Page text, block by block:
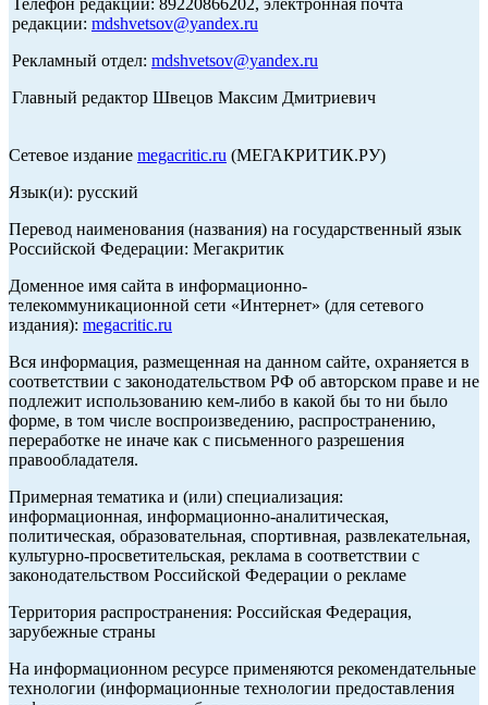
редакции: mdshvetsov@yandex.ru
Рекламный отдел: mdshvetsov@yandex.ru
Главный редактор Швецов Максим Дмитриевич
Сетевое издание megacritic.ru (МЕГАКРИТИК.РУ)
Язык(и): русский
Перевод наименования (названия) на государственный язык
Российской Федерации: Мегакритик
Доменное имя сайта в информационно-
телекоммуникационной сети «Интернет» (для сетевого
издания): megacritic.ru
Вся информация, размещенная на данном сайте, охраняется в
соответствии с законодательством РФ об авторском праве и не
подлежит использованию кем-либо в какой бы то ни было
форме, в том числе воспроизведению, распространению,
переработке не иначе как с письменного разрешения
правообладателя.
Примерная тематика и (или) специализация:
информационная, информационно-аналитическая,
политическая, образовательная, спортивная, развлекательная,
культурно-просветительская, реклама в соответствии с
законодательством Российской Федерации о рекламе
Территория распространения: Российская Федерация,
зарубежные страны
На информационном ресурсе применяются рекомендательные
технологии (информационные технологии предоставления